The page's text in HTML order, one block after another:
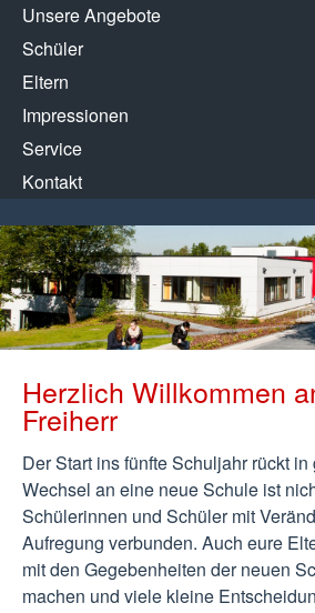
Unsere Angebote
Schüler
Eltern
Impressionen
Service
Kontakt
Herzlich Willkommen
Freiherr
Der Start ins fünfte Schuljahr rückt
Wechsel an eine neue Schule ist
Schülerinnen und Schüler mit
Aufregung verbunden. Auch eure
mit den Gegebenheiten der neuen
machen und viele kleine